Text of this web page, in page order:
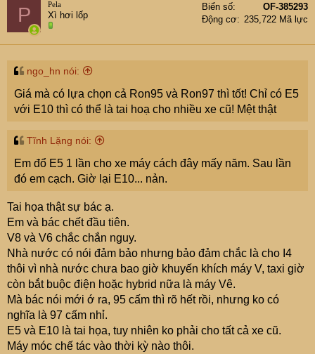
o
n
s
P Pela
Xì hơi lốp
Biển số
OF-385293
Động cơ
235,722 Mã lực
ngo_hn nói:
Giá mà có lựa chọn cả Ron95 và Ron97 thì tốt! Chỉ có E5
với E10 thì có thể là tai hoạ cho nhiều xe cũ! Mệt thật
Tĩnh Lặng nói:
Em đổ E5 1 lần cho xe máy cách đây mấy năm. Sau lần
đó em cạch. Giờ lại E10... nản.
Tai họa thật sự bác ạ.
Em và bác chết đầu tiên.
V8 và V6 chắc chắn nguy.
Nhà nước có nói đảm bảo nhưng bảo đảm chắc là cho I4
thôi vì nhà nước chưa bao giờ khuyến khích máy V, taxi giờ
còn bắt buộc điện hoặc hybrid nữa là máy Vê.
Mà bác nói mới ớ ra, 95 cấm thì rõ hết rồi, nhưng ko có
nghĩa là 97 cấm nhỉ.
E5 và E10 là tai họa, tuy nhiên ko phải cho tất cả xe cũ.
Máy móc chế tác vào thời kỳ nào thôi.